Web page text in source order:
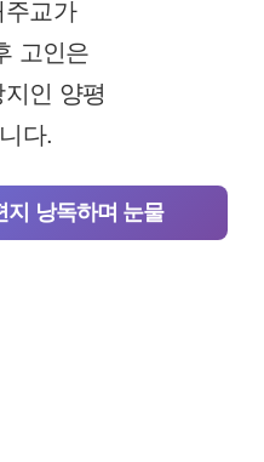
주교가
고인은
인 양평
다.
지 낭독하며 눈물